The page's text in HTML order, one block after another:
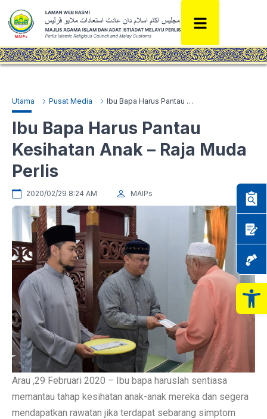
Utama Pusat Media Ibu Bapa Harus Pantau Kesihatan Anak – Raja Muda Perlis
Ibu Bapa Harus Pantau
Kesihatan Anak – Raja Muda
Perlis
2020/02/29 8:24 AM MAIPs
Arau ,29 Februari 2020 – Ibu bapa haruslah sentiasa
memantau tahap kesihatan anak-anak mereka dan segera
mendapatkan rawatan jika terdapat sebarang simptom